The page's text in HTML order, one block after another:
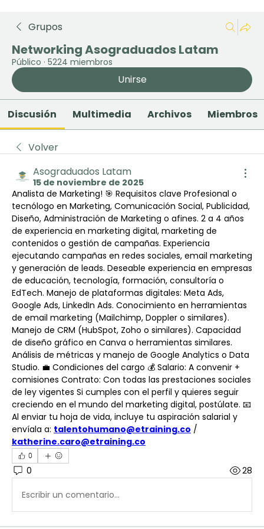
Grupos
Networking Asograduados Latam
Público · 5224 miembros
Unirse
Discusión Multimedia Archivos Miembros
Volver
Asograduados Latam
15 de noviembre de 2025
Analista de Marketing! 🎯 Requisitos clave Profesional o
tecnólogo en Marketing, Comunicación Social, Publicidad,
Diseño, Administración de Marketing o afines. 2 a 4 años
de experiencia en marketing digital, marketing de
contenidos o gestión de campañas. Experiencia
ejecutando campañas en redes sociales, email marketing
y generación de leads. Deseable experiencia en empresas
de educación, tecnología, formación, consultoría o
EdTech. Manejo de plataformas digitales: Meta Ads,
Google Ads, LinkedIn Ads. Conocimiento en herramientas
de email marketing (Mailchimp, Doppler o similares).
Manejo de CRM (HubSpot, Zoho o similares). Capacidad
de diseño gráfico en Canva o herramientas similares.
Análisis de métricas y manejo de Google Analytics o Data
Studio. 💼 Condiciones del cargo 💰 Salario: A convenir +
comisiones Contrato: Con todas las prestaciones sociales
de ley vigentes Si cumples con el perfil y quieres seguir
creciendo en el mundo del marketing digital, postúlate. 📧
Al enviar tu hoja de vida, incluye tu aspiración salarial y
envíala a: talentohumano@etraining.co
katherine.caro@etraining.co
0
0 28
Escribir un comentario...